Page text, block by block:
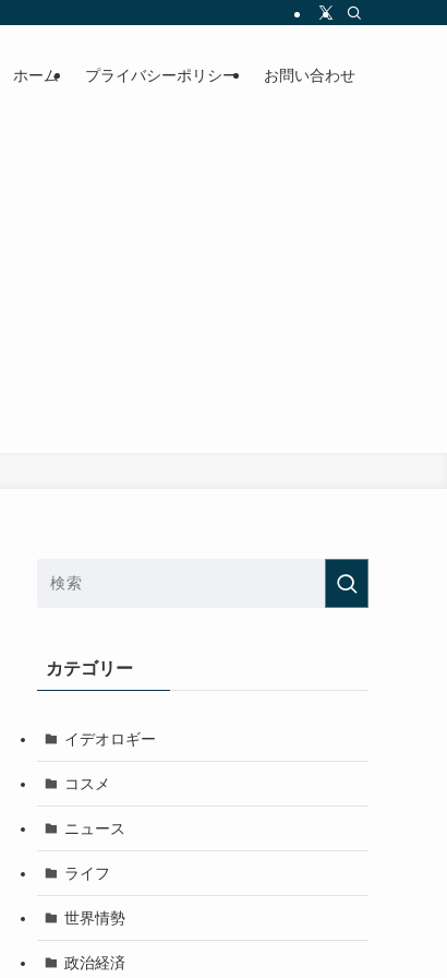
ホーム プライバシーポリシー お問い合わせ
カテゴリー
イデオロギー
コスメ
ニュース
ライフ
世界情勢
政治経済